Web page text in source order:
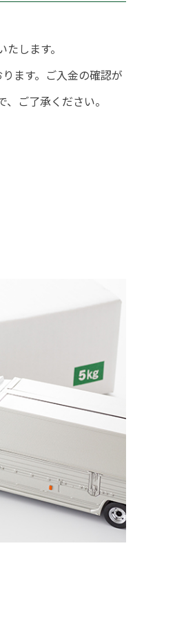
します。
ます。ご入金の確認が
ご了承ください。